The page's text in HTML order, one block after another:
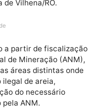
recursos minerais
cumpridos 14
de Vilhena/RO.
a partir de